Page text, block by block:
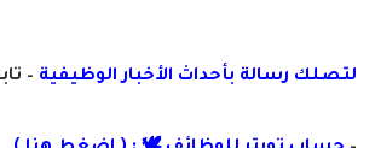
لتصلك رسالة بأحداث الأخبار الوظيفية –